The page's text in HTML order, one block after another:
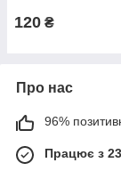
120 ₴
Про нас
96%
Працює з